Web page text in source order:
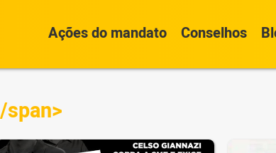
Ações do mandato Conselhos